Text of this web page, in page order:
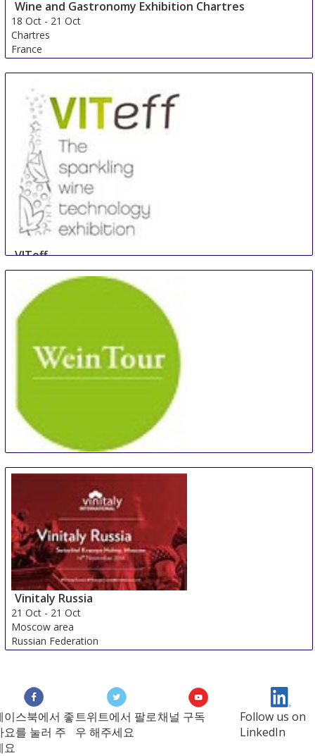
Wine and Gastronomy Exhibition Chartres
18 Oct - 21 Oct
Chartres
France
VITeff
19 Oct-22 Oct
Epernay
France
19 Oct-20 Oct
Vinitaly Russia
21 Oct - 21 Oct
Moscow area
Russian Federation
이스북에서 좋
요를 눌러 주
요
트위트에서 팔로
우 해주세요
채널 구독
Follow us on
LinkedIn